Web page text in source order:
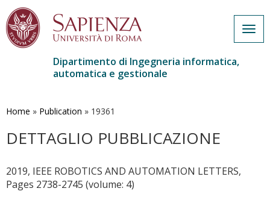
contenuto
Dipartimento di Ingegneria informatica,
automatica e gestionale
Home » Publication » 19361
DETTAGLIO PUBBLICAZIONE
2019, IEEE ROBOTICS AND AUTOMATION LETTERS,
Pages 2738-2745 (volume: 4)